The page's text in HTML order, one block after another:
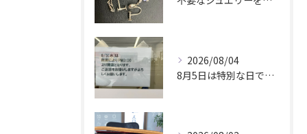
2026/08/04
8月5日は特別な日です。